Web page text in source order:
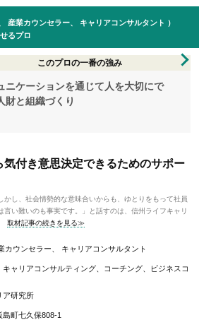
産業カウンセラー、 キャリアコンサルタント ）
るプロ
このプロの一番の強み
ニケーションを通じて人を大切にで
財と組織づくり
気付き意思決定できるためのサポー
し、社会情勢的な意味合いからも、ゆとりをもって社員
言い難いのも事実です。」と話すのは、信州ライフキャリ
取材記事の続きを見る≫
カウンセラー、 キャリアコンサルタント
キャリアコンサルティング、コーチング、ビジネスコ
ア研究所
町七久保808-1